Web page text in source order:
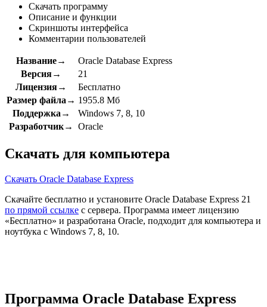
Скачать программу
Описание и функции
Скриншоты интерфейса
Комментарии пользователей
Название→
Oracle Database Express
Версия→
21
Лицензия→
Бесплатно
Размер файла→ 1955.8 Мб
Поддержка→
Windows 7, 8, 10
Разработчик→
Oracle
Скачать для компьютера
Скачать Oracle Database Express
Скачайте бесплатно и установите Oracle Database Express 21
по прямой ссылке с сервера. Программа имеет лицензию
«Бесплатно» и разработана Oracle, подходит для компьютера и
ноутбука с Windows 7, 8, 10.
Программа Oracle Database Express